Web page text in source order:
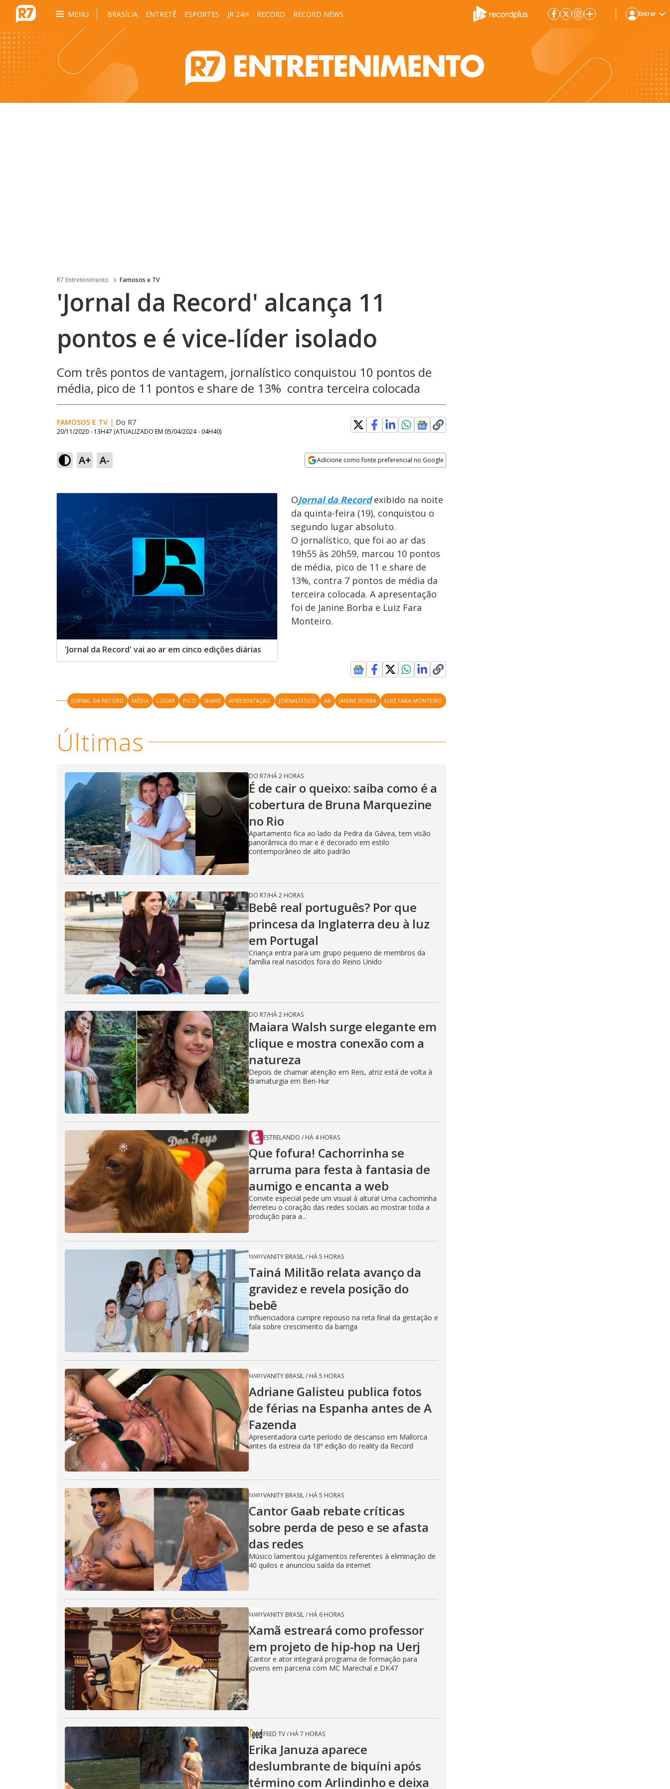
MENU BRASÍLIA ENTRETÊ ESPORTES JR 24H RECORD RECORD NEWS Entrar
R7 Entretenimento Famosos e TV
'Jornal da Record' alcança 11
pontos e é vice-líder isolado
Com três pontos de vantagem, jornalístico conquistou 10 pontos de
média, pico de 11 pontos e share de 13% contra terceira colocada
FAMOSOS E TV | Do R7
20/11/2020 - 13H47 (ATUALIZADO EM 05/04/2024 - 04H40)
A+ A- Adicione como fonte preferencial no Google
'Jornal da Record' vai ao ar em cinco edições diárias
OJornal da Recordexibido na noite
da quinta-feira (19), conquistou o
segundo lugar absoluto.
O jornalístico, que foi ao ar das
19h55 às 20h59, marcou 10 pontos
de média, pico de 11 e share de
13%, contra 7 pontos de média da
terceira colocada. A apresentação
foi de Janine Borba e Luiz Fara
Monteiro.
JORNAL DA RECORD MÉDIA LUGAR PICO SHARE APRESENTAÇÃO JORNALÍSTICO AR JANINE BORBA LUIZ FARA MONTEIRO
Últimas
DO R7/HÁ 2 HORAS
É de cair o queixo: saiba como é a
cobertura de Bruna Marquezine
no Rio
Apartamento fica ao lado da Pedra da Gávea, tem visão
panorâmica do mar e é decorado em estilo
contemporâneo de alto padrão
DO R7/HÁ 2 HORAS
Bebê real português? Por que
princesa da Inglaterra deu à luz
em Portugal
Criança entra para um grupo pequeno de membros da
família real nascidos fora do Reino Unido
DO R7/HÁ 2 HORAS
Maiara Walsh surge elegante em
clique e mostra conexão com a
natureza
Depois de chamar atenção em Reis, atriz está de volta à
dramaturgia em Ben-Hur
ESTRELANDO / HÁ 4 HORAS
Que fofura! Cachorrinha se
arruma para festa à fantasia de
aumigo e encanta a web
Convite especial pede um visual à altura! Uma cachorrinha
derreteu o coração das redes sociais ao mostrar toda a
produção para a...
VANITY BRASIL/ HÁ 5 HORAS
Tainá Militão relata avanço da
gravidez e revela posição do
bebê
Influenciadora cumpre repouso na reta final da gestação e
fala sobre crescimento da barriga
VANITY BRASIL/ HÁ 5 HORAS
Adriane Galisteu publica fotos
de férias na Espanha antes de A
Fazenda
Apresentadora curte período de descanso em Mallorca
antes da estreia da 18ª edição do reality da Record
VANITY BRASIL/ HÁ 5 HORAS
Cantor Gaab rebate críticas
sobre perda de peso e se afasta
das redes
Músico lamentou julgamentos referentes à eliminação de
40 quilos e anunciou saída da internet
VANITY BRASIL/ HÁ 6 HORAS
Xamã estreará como professor
em projeto de hip-hop na Uerj
Cantor e ator integrará programa de formação para
jovens em parceria com MC Marechal e DK47
FEED TV/ HÁ 7 HORAS
Erika Januza aparece
deslumbrante de biquíni após
término com Arlindinho e deixa